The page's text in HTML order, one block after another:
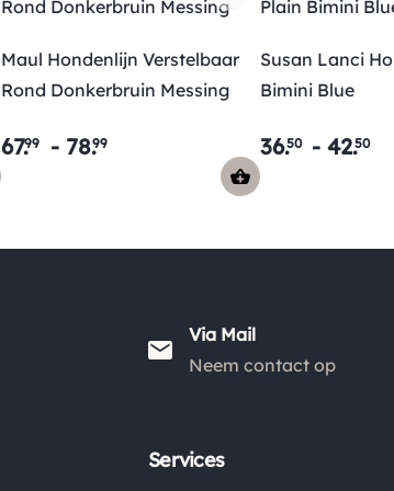
Maul Hondenlijn Verstelbaar
Rond Donkerbruin Messing
67.99 - 78.99
Susan Lanci
Bimini Blue
36.50 -42.50
Via Mail
Neem contact op
Services